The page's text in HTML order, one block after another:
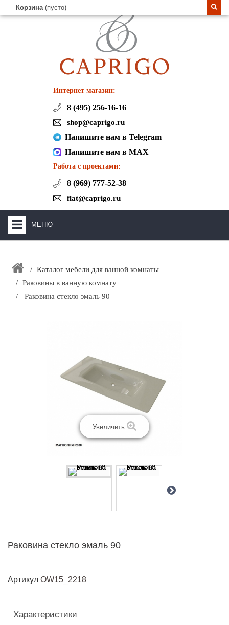
Корзина (пусто)
Интернет магазин:
8 (495) 256-16-16
shop@caprigo.ru
Напишите нам в Telegram
Напишите нам в MAX
Работа с проектами:
8 (969) 777-52-38
flat@caprigo.ru
МЕНЮ
ЗАКАЗАТЬ РАСЧЕТ КУХНИ CAPRIGO
+
Каталог мебели для ванной комнаты
Раковины в ванную комнату
Раковина стекло эмаль 90
Увеличить
Раковина стекло эмаль 90
Артикул OW15_2218
Характеристики